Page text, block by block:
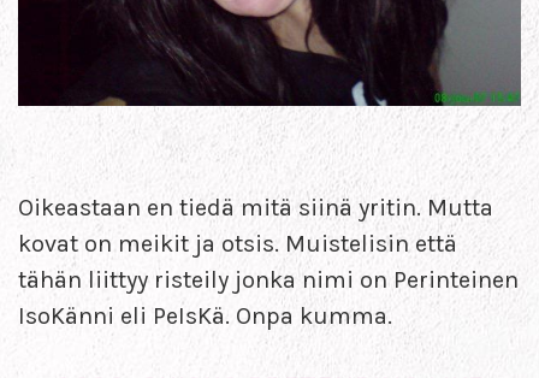
Oikeastaan en tiedä mitä siinä yritin. Mutta
kovat on meikit ja otsis. Muistelisin että
tähän liittyy risteily jonka nimi on Perinteinen
IsoKänni eli PeIsKä. Onpa kumma.